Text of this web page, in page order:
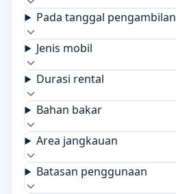
Pada tanggal pengambilan
Jenis mobil
Durasi rental
Bahan bakar
Area jangkauan
Batasan penggunaan